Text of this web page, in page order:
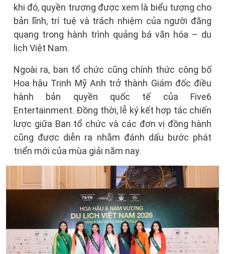
khi đó, quyền trượng được xem là biểu tượng cho
bản lĩnh, trí tuệ và trách nhiệm của người đăng
quang trong hành trình quảng bá văn hóa – du
lịch Việt Nam.
Ngoài ra, ban tổ chức cũng chính thức công bố
Hoa hậu Trịnh Mỹ Anh trở thành Giám đốc điều
hành bản quyền quốc tế của Five6
Entertainment. Đồng thời, lễ ký kết hợp tác chiến
lược giữa Ban tổ chức và các đơn vị đồng hành
cũng được diễn ra nhằm đánh dấu bước phát
triển mới của mùa giải năm nay.